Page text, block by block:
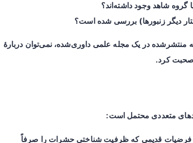
گروه شاهد وجود داشته‌اند؟
دیگر زنبورها) بررسی شده است؟
در یک مجله علمی داوری‌شده، نمی‌توان دربارهٔ
صحبت کرد.
متعددی محتمل است:
فرضیات قدیمی که ظرفیت شناختی حشرات را صرفاً